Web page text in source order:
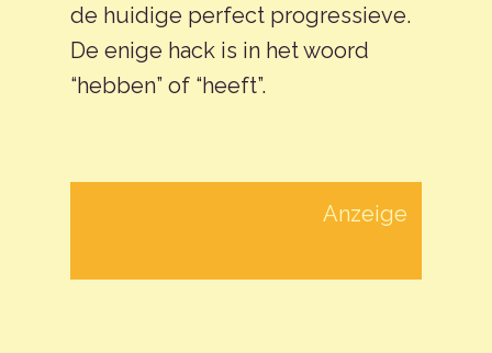
de huidige perfect progressieve.
De enige hack is in het woord
“hebben” of “heeft”.
Anzeige